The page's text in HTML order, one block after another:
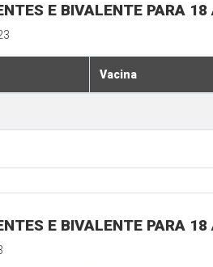
E BIVALENTE PARA
Vacina
E BIVALENTE PARA